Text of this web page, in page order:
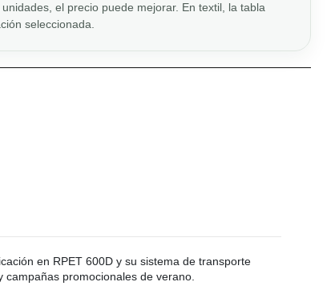
el precio puede mejorar. En textil, la tabla
seleccionada.
en RPET 600D y su sistema de transporte
promocionales de verano.